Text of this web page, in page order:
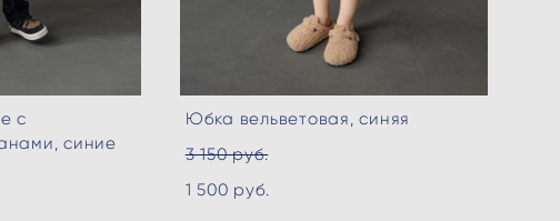
с
синие
Юбка вельветовая, синяя
3 150 pуб.
1 500 pуб.